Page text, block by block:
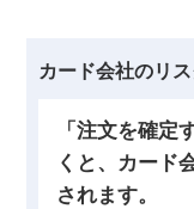
カード会社のリ
「注文を確
くと、カード
されます。